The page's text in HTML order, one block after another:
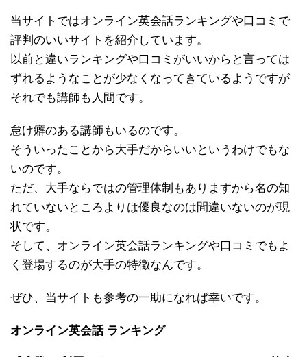
当サイトではオンライン英会話ランキングや口コミで
評判のいいサイトを紹介しています。
以前と違いランキングや口コミがいいからと言っては
ずれるようなことが少なくなってきているようですが
それでも講師も人間です。
怠け癖のある講師もいるのです。
そういったことから大手だからいいというわけでもな
いのです。
ただ、大手ならではの管理体制もありますから名の知
れていないところよりは優良なのは間違いないのが現
状です。
そして、オンライン英会話ランキングや口コミでもよ
く登場するのが大手の特徴なんです。
ぜひ、当サイトも参考の一助になれば幸いです。
オンライン英会話 ランキング